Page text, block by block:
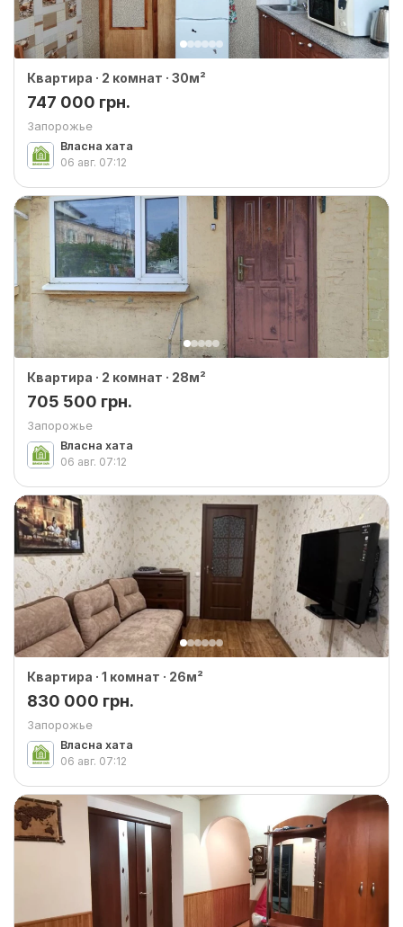
Квартира · 2 комнат · 30м²
747 000 грн.
Запорожье
Власна хата
06 авг. 07:12
Квартира · 2 комнат · 28м²
705 500 грн.
Запорожье
Власна хата
06 авг. 07:12
Квартира · 1 комнат · 26м²
830 000 грн.
Запорожье
Власна хата
06 авг. 07:12